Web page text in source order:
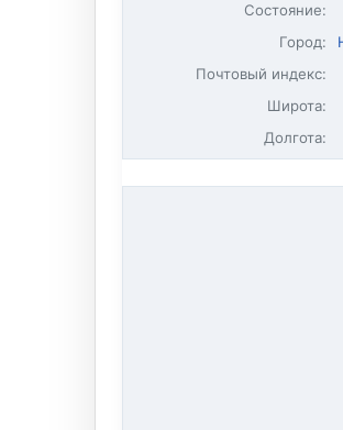
Состояние:
Город:
Почтовый индекс:
Широта:
Долгота: